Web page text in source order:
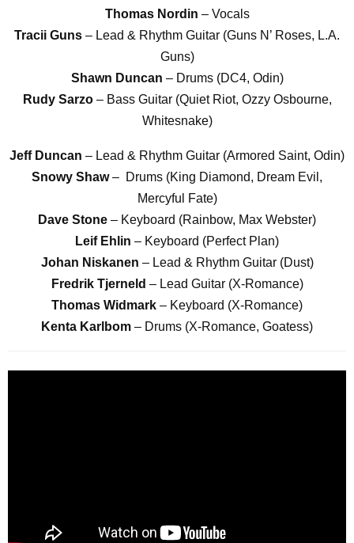
Thomas Nordin – Vocals
Tracii Guns – Lead & Rhythm Guitar (Guns N’ Roses, L.A.
Guns)
Shawn Duncan – Drums (DC4, Odin)
Rudy Sarzo– Bass Guitar (Quiet Riot, Ozzy Osbourne,
Whitesnake)
Jeff Duncan – Lead & Rhythm Guitar (Armored Saint, Odin)
Snowy Shaw– Drums (King Diamond, Dream Evil,
Mercyful Fate)
Dave Stone – Keyboard (Rainbow, Max Webster)
Leif Ehlin – Keyboard (Perfect Plan)
Johan Niskanen – Lead & Rhythm Guitar (Dust)
Fredrik Tjerneld – Lead Guitar (X-Romance)
Thomas Widmark – Keyboard (X-Romance)
Kenta Karlbom – Drums (X-Romance, Goatess)